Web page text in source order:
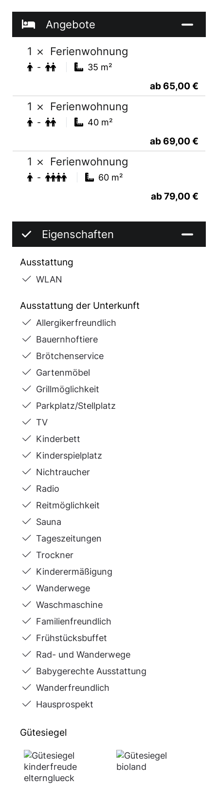
Angebote
1 Ferienwohnung
- 35 m²
ab 65,00 €
1 Ferienwohnung
- 40 m²
ab 69,00 €
1 Ferienwohnung
- 60 m²
ab 79,00 €
Eigenschaften
Ausstattung
WLAN
Ausstattung der Unterkunft
Allergikerfreundlich
Bauernhoftiere
Brötchenservice
Gartenmöbel
Grillmöglichkeit
Parkplatz/Stellplatz
TV
Kinderbett
Kinderspielplatz
Nichtraucher
Radio
Reitmöglichkeit
Sauna
Tageszeitungen
Trockner
Kinderermäßigung
Wanderwege
Waschmaschine
Familienfreundlich
Frühstücksbuffet
Rad- und Wanderwege
Babygerechte Ausstattung
Wanderfreundlich
Hausprospekt
Gütesiegel